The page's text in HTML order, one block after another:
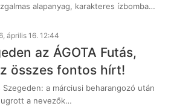
alapanyag, karakteres ízbomba…
április 16. 12:44
az ÁGOTA Futás,
összes fontos hírt!
a márciusi beharangozó után
a nevezők…